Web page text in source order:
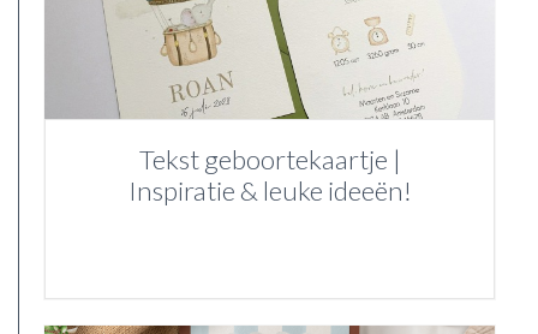
Tekst geboortekaartje |
Inspiratie & leuke ideeën!